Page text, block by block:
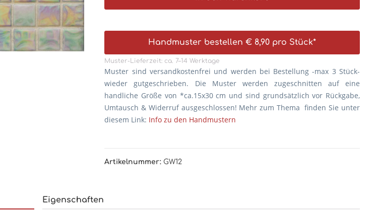
Handmuster bestellen € 8,90 pro Stück*
Muster-Lieferzeit: ca. 7–14 Werktage
Muster sind versandkostenfrei und werden bei Bestellung -max 3 Stück-
wieder gutgeschrieben. Die Muster werden zugeschnitten auf eine
handliche Größe von *ca.15x30 cm und sind grundsätzlich vor Rückgabe,
Umtausch & Widerruf ausgeschlossen! Mehr zum Thema finden Sie unter
diesem Link: Info zu den Handmustern
Artikelnummer: GW12
Eigenschaften